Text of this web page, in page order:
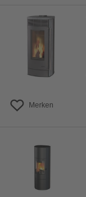
Merken